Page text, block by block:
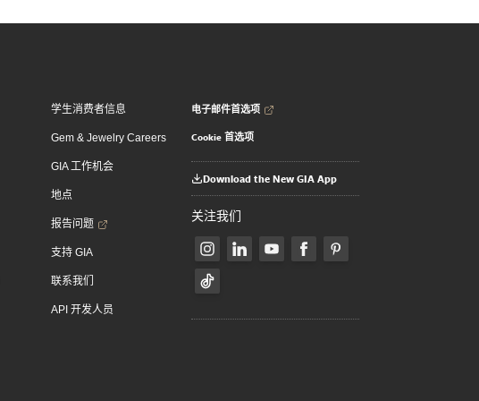
学生消费者信息
Gem & Jewelry Careers
GIA 工作机会
地点
报告问题
支持 GIA
联系我们
API 开发人员
电子邮件首选项
Cookie 首选项
Download the New GIA App
关注我们